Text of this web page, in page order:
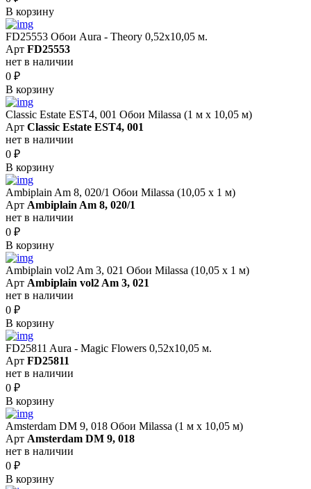
В корзину
FD25553 Обои Aura - Theory 0,52x10,05 м.
Арт FD25553
нет в наличии
0 ₽
В корзину
Classic Estate EST4, 001 Обои Milassa (1 м х 10,05 м)
Арт Classic Estate EST4, 001
нет в наличии
0 ₽
В корзину
Ambiplain Am 8, 020/1 Обои Milassa (10,05 х 1 м)
Арт Ambiplain Am 8, 020/1
нет в наличии
0 ₽
В корзину
Ambiplain vol2 Am 3, 021 Обои Milassa (10,05 х 1 м)
Арт Ambiplain vol2 Am 3, 021
нет в наличии
0 ₽
В корзину
FD25811 Aura - Magic Flowers 0,52x10,05 м.
Арт FD25811
нет в наличии
0 ₽
В корзину
Amsterdam DM 9, 018 Обои Milassa (1 м х 10,05 м)
Арт Amsterdam DM 9, 018
нет в наличии
0 ₽
В корзину